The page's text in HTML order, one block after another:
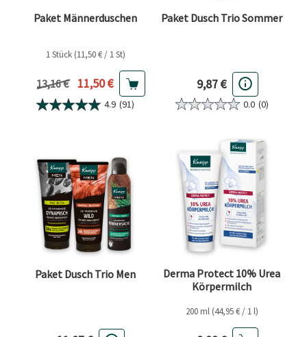
Paket Männerduschen
1 Stück (11,50 € / 1 St)
Vorheriger Preis
13,16 € Aktueller Preis
11,50 €
4.9 (91)
Paket Dusch Trio Sommer
9,87 €
0.0 (0)
Paket Dusch Trio Men
Derma Protect 10% Urea
Körpermilch
200 ml (44,95 € / 1 l)